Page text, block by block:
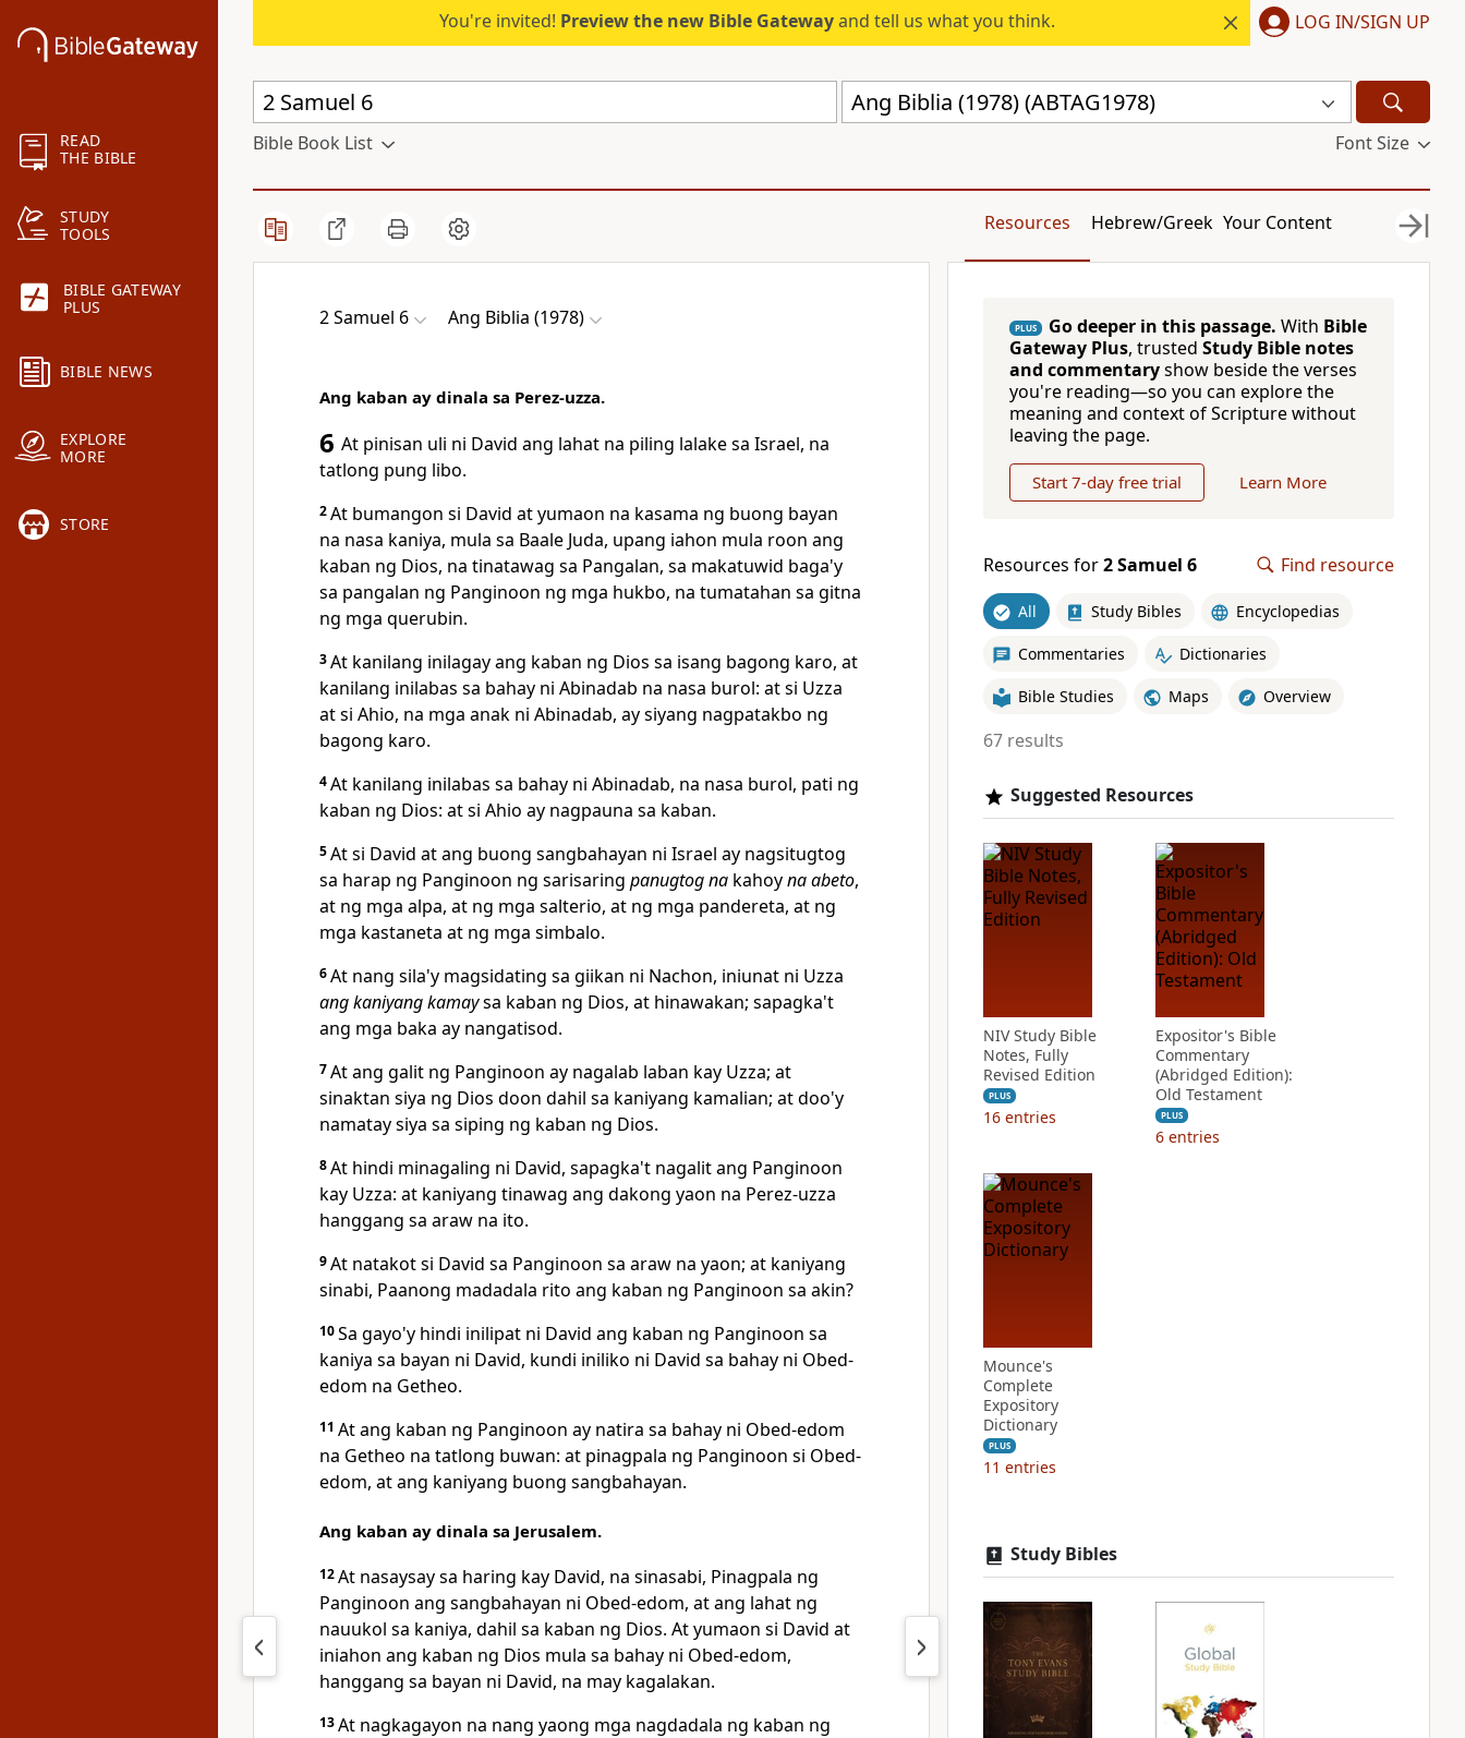
READ
THE BIBLE
STUDY
TOOLS
BIBLE GATEWAY
PLUS
BIBLE NEWS
EXPLORE
MORE
STORE
You're invited! Preview the new Bible Gatewayand tell us what you think. LOG IN/SIGN UP
Ang Biblia (1978) (ABTAG1978)
Bible Book List Font Size
Resources Hebrew/Greek Your Content
2 Samuel 6 Ang Biblia (1978)
Ang kaban ay dinala sa Perez-uzza.
6 At pinisan uli ni David ang lahat na piling lalake sa Israel, na
tatlong pung libo.
2At bumangon si David at yumaon na kasama ng buong bayan
na nasa kaniya, mula sa Baale Juda, upang iahon mula roon ang
kaban ng Dios, na tinatawag sa Pangalan, sa makatuwid baga'y
sa pangalan ng Panginoon ng mga hukbo, na tumatahan sa gitna
ng mga querubin.
3At kanilang inilagay ang kaban ng Dios sa isang bagong karo, at
kanilang inilabas sa bahay ni Abinadab na nasa burol: at si Uzza
at si Ahio, na mga anak ni Abinadab, ay siyang nagpatakbo ng
bagong karo.
4At kanilang inilabas sa bahay ni Abinadab, na nasa burol, pati ng
kaban ng Dios: at si Ahio ay nagpauna sa kaban.
5At si David at ang buong sangbahayan ni Israel ay nagsitugtog
sa harap ng Panginoon ng sarisaring panugtog na kahoyna abeto,
at ng mga alpa, at ng mga salterio, at ng mga pandereta, at ng
mga kastaneta at ng mga simbalo.
6At nang sila'y magsidating sa giikan ni Nachon, iniunat ni Uzza
ang kaniyang kamaysa kaban ng Dios, at hinawakan; sapagka't
ang mga baka ay nangatisod.
7At ang galit ng Panginoon ay nagalab laban kay Uzza; at
sinaktan siya ng Dios doon dahil sa kaniyang kamalian; at doo'y
namatay siya sa siping ng kaban ng Dios.
8At hindi minagaling ni David, sapagka't nagalit ang Panginoon
kay Uzza: at kaniyang tinawag ang dakong yaon na Perez-uzza
hanggang sa araw na ito.
9At natakot si David sa Panginoon sa araw na yaon; at kaniyang
sinabi, Paanong madadala rito ang kaban ng Panginoon sa akin?
10Sa gayo'y hindi inilipat ni David ang kaban ng Panginoon sa
kaniya sa bayan ni David, kundi iniliko ni David sa bahay ni Obed-
edom na Getheo.
11 At ang kaban ng Panginoon ay natira sa bahay ni Obed-edom
na Getheo na tatlong buwan: at pinagpala ng Panginoon si Obed-
edom, at ang kaniyang buong sangbahayan.
Ang kaban ay dinala sa Jerusalem.
12At nasaysay sa haring kay David, na sinasabi, Pinagpala ng
Panginoon ang sangbahayan ni Obed-edom, at ang lahat ng
nauukol sa kaniya, dahil sa kaban ng Dios. At yumaon si David at
iniahon ang kaban ng Dios mula sa bahay ni Obed-edom,
hanggang sa bayan ni David, na may kagalakan.
13At nagkagayon na nang yaong mga nagdadala ng kaban ng
PLUS Go deeper in this passage. With Bible
Gateway Plus, trusted Study Bible notes
and commentaryshow beside the verses
you're reading—so you can explore the
meaning and context of Scripture without
leaving the page.
Start 7-day free trial Learn More
Resources for2 Samuel 6 Find resource
All Study Bibles Encyclopedias
Commentaries Dictionaries
Bible Studies Maps Overview
67 results
Suggested Resources
NIV Study Bible
Notes, Fully
Revised Edition
PLUS
16 entries
Expositor's Bible
Commentary
(Abridged Edition):
Old Testament
PLUS
6 entries
Mounce's
Complete
Expository
Dictionary
PLUS
11 entries
Study Bibles